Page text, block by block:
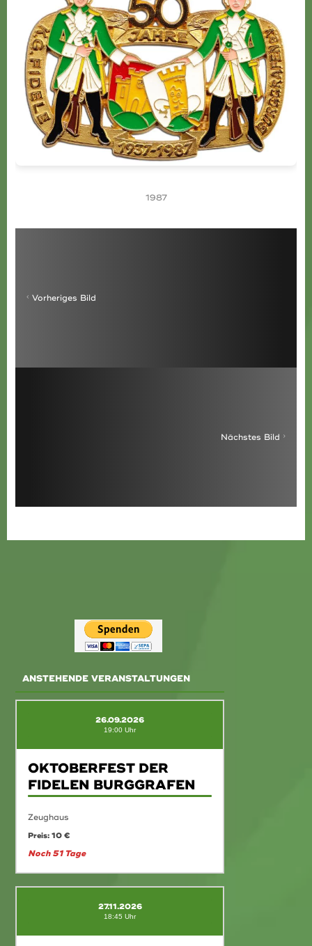
1987
Vorheriges Bild
Nächstes Bild
ANSTEHENDE VERANSTALTUNGEN
26.09.2026
19:00 Uhr
OKTOBERFEST DER
FIDELEN BURGGRAFEN
Zeughaus
Preis: 10 €
Noch 51 Tage
27.11.2026
18:45 Uhr